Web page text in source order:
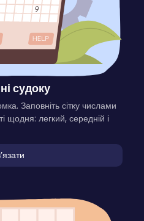
судоку
Заповніть сітку числами
щодня: легкий, середній і